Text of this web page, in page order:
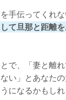
手伝ってくれな
て旦那と距離を
で、「妻と離
い」とあなたの
になるかもしれ